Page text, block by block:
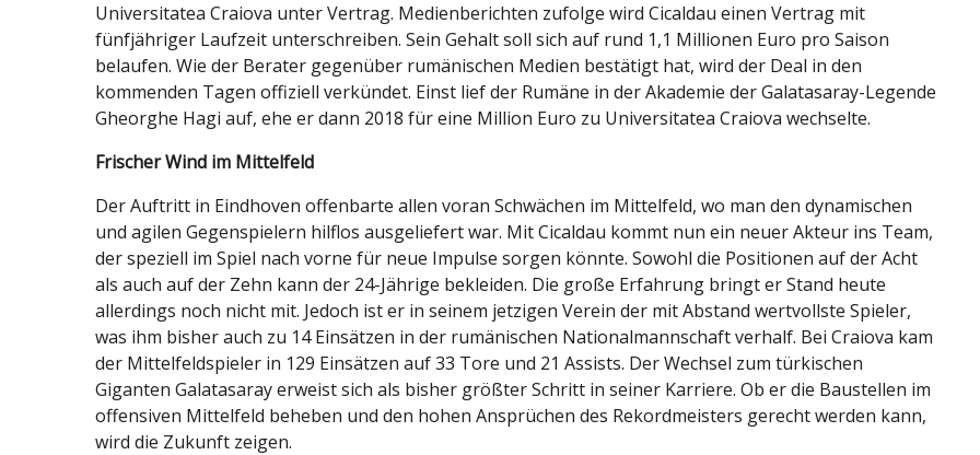
Universitatea Craiova unter Vertrag. Medienberichten zufolge wird Cicaldau einen Vertrag mit
fünfjähriger Laufzeit unterschreiben. Sein Gehalt soll sich auf rund 1,1 Millionen Euro pro Saison
belaufen. Wie der Berater gegenüber rumänischen Medien bestätigt hat, wird der Deal in den
kommenden Tagen offiziell verkündet. Einst lief der Rumäne in der Akademie der Galatasaray-Legende
Gheorghe Hagi auf, ehe er dann 2018 für eine Million Euro zu Universitatea Craiova wechselte.
Frischer Wind im Mittelfeld
Der Auftritt in Eindhoven offenbarte allen voran Schwächen im Mittelfeld, wo man den dynamischen
und agilen Gegenspielern hilflos ausgeliefert war. Mit Cicaldau kommt nun ein neuer Akteur ins Team,
der speziell im Spiel nach vorne für neue Impulse sorgen könnte. Sowohl die Positionen auf der Acht
als auch auf der Zehn kann der 24-Jährige bekleiden. Die große Erfahrung bringt er Stand heute
allerdings noch nicht mit. Jedoch ist er in seinem jetzigen Verein der mit Abstand wertvollste Spieler,
was ihm bisher auch zu 14 Einsätzen in der rumänischen Nationalmannschaft verhalf. Bei Craiova kam
der Mittelfeldspieler in 129 Einsätzen auf 33 Tore und 21 Assists. Der Wechsel zum türkischen
Giganten Galatasaray erweist sich als bisher größter Schritt in seiner Karriere. Ob er die Baustellen im
offensiven Mittelfeld beheben und den hohen Ansprüchen des Rekordmeisters gerecht werden kann,
wird die Zukunft zeigen.